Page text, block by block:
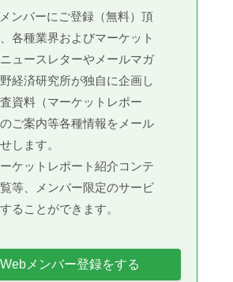
ンバーにご登録（無料）頂
各種業界およびマーケット
ュースレターやメールマガ
経済研究所が独自に企画し
資料（マーケットレポー
ご案内等各種情報をメール
します。
ケットレポート紹介コンテ
等、メンバー限定のサービ
ることができます。
メンバー登録をする